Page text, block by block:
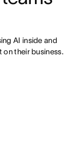
AI inside and
on their business.